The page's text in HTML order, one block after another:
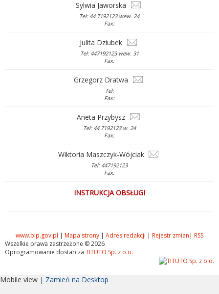
Sylwia Jaworska
Tel: 44 7192123 wew. 24
Fax:
Julita Dziubek
Tel: 447192123 wew. 31
Fax:
Grzegorz Dratwa
Tel:
Fax:
Aneta Przybysz
Tel: 44 7192123 w. 24
Fax:
Wiktoria Maszczyk-Wójciak
Tel: 447192123
Fax:
INSTRUKCJA OBSŁUGI
www.bip.gov.pl | Mapa strony | Adres redakcji | Rejestr zmian | RSS
Wszelkie prawa zastrzeżone © 2026
Oprogramowanie dostarcza TITUTO Sp. z o.o.
Mobile view | Zamień na Desktop